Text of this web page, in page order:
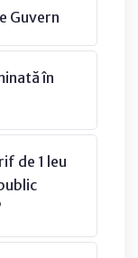
Guvern
în
de 1 leu